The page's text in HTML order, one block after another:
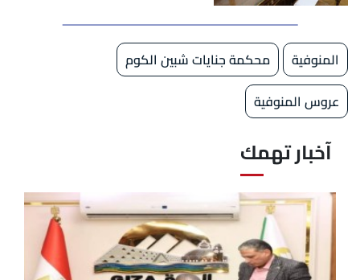
المنوفية
محكمة جنايات شبين الكوم
عروس المنوفية
آخبار تهمك